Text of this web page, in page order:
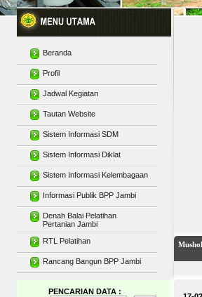
Beranda
Profil
Jadwal Kegiatan
Tautan Website
Sistem Informasi SDM
Sistem Informasi Diklat
Sistem Informasi Kelembagaan
Informasi Publik BPP Jambi
Denah Balai Pelatihan
Pertanian Jambi
RTL Pelatihan
Rancang Bangun BPP Jambi
PENCARIAN DATA :